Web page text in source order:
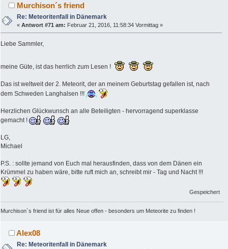
Murchison´s friend
Re: Meteoritenfall in Dänemark
«Antwort #71 am: Februar 21, 2016, 11:58:34 Vormittag »
Liebe Sammler,
meine Güte, ist das herrlich zum Lesen !
Das ist weltweit der 2. Meteorit, der an meinem Geburtstag gefallen ist, nach
dem Schweden Langhalsen !!!
Herzlichen Glückwunsch an alle Beteiligten - hervorragend superklasse
gemacht !
LG,
Michael
P.S. : sollte jemand von Euch mal herausfinden, dass von dem Dänen ein
Krümmel zu haben wäre, bitte ruft mich an, schreibt mir - Tag und Nacht !!!
Gespeichert
Murchison`s friend ist für alles Neue offen - besonders um Meteorite zu finden !
Alex08
Re: Meteoritenfall in Dänemark